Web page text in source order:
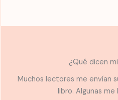
¿Qué dicen
Muchos lectores me envían
libro. Algunas me